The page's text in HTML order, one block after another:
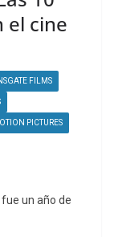
el cine
FILMS
PICTURES
un año de